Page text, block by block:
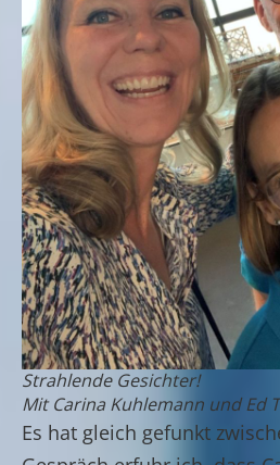
Strahlende Gesichter!
Mit Carina Kuhlemann und Ed
Es hat gleich gefunkt